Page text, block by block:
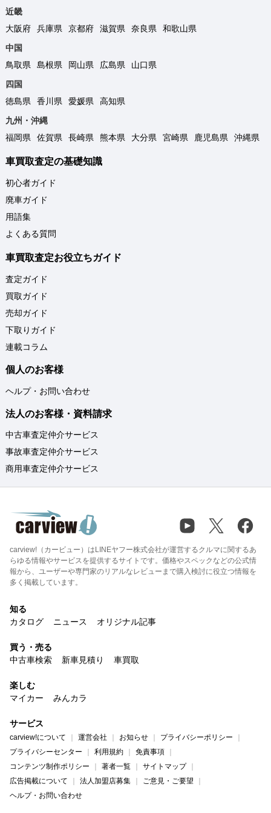
近畿
大阪府
兵庫県 京都府 滋賀県 奈良県
和歌山県
中国
鳥取県
島根県 岡山県 広島県
山口県
四国
徳島県
香川県 愛媛県
高知県
九州・沖縄
福岡県
佐賀県 長崎県 熊本県 大分県 宮崎県 鹿児島県 沖縄県
車買取査定の基礎知識
初心者ガイド
廃車ガイド
用語集
よくある質問
車買取査定お役立ちガイド
査定ガイド
買取ガイド
売却ガイド
下取りガイド
連載コラム
個人のお客様
ヘルプ・お問い合わせ
法人のお客様・資料請求
中古車査定仲介サービス
事故車査定仲介サービス
商用車査定仲介サービス
carview!（カービュー）はLINEヤフー株式会社が運営するクルマに関するあ
らゆる情報やサービスを提供するサイトです。価格やスペックなどの公式情
報から、ユーザーや専門家のリアルなレビューまで購入検討に役立つ情報を
多く掲載しています。
知る
カタログ
ニュース オリジナル記事
買う・売る
中古車検索
新車見積り 車買取
楽しむ
マイカー
みんカラ
サービス
carview!について 運営会社 お知らせ
プライバシーポリシー
プライバシーセンター
利用規約
免責事項
コンテンツ制作ポリシー
著者一覧
サイトマップ
広告掲載について
法人加盟店募集
ご意見・ご要望
ヘルプ・お問い合わせ